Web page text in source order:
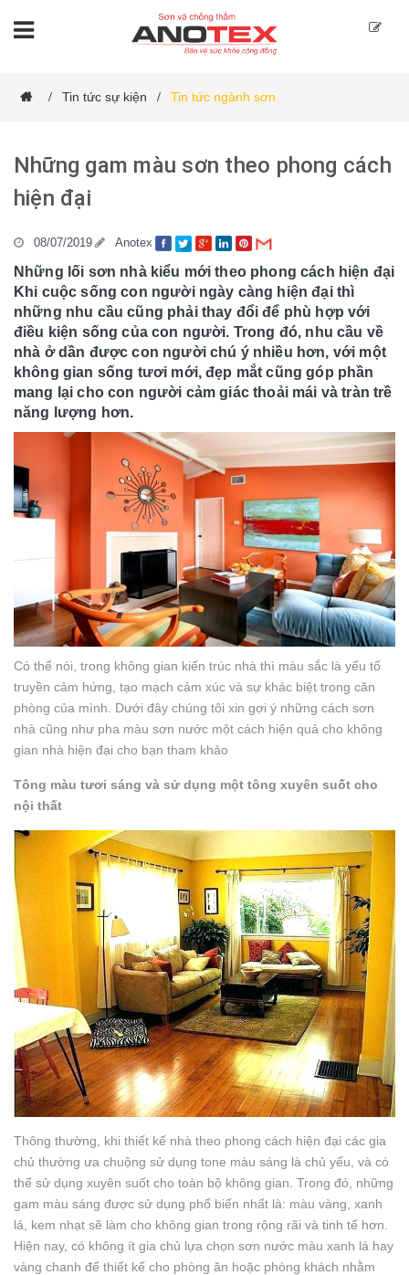
/ Tin tức sự kiện / Tin tức ngành sơn
Những gam màu sơn theo phong cách
hiện đại
08/07/2019 Anotex
Những lối sơn nhà kiểu mới theo phong cách hiện đại
Khi cuộc sống con người ngày càng hiện đại thì
những nhu cầu cũng phải thay đổi để phù hợp với
điều kiện sống của con người. Trong đó, nhu cầu về
nhà ở dần được con người chú ý nhiều hơn, với một
không gian sống tươi mới, đẹp mắt cũng góp phần
mang lại cho con người cảm giác thoải mái và tràn trề
năng lượng hơn.
Có thể nói, trong không gian kiến trúc nhà thì màu sắc là yếu tố
truyền cảm hứng, tạo mạch cảm xúc và sự khác biệt trong căn
phòng của mình. Dưới đây chúng tôi xin gợi ý những cách sơn
nhà cũng như pha màu sơn nước một cách hiện quả cho không
gian nhà hiện đại cho bạn tham khảo
Tông màu tươi sáng và sử dụng một tông xuyên suốt cho
nội thất
Thông thường, khi thiết kế nhà theo phong cách hiện đại các gia
chủ thường ưa chuộng sử dụng tone màu sáng là chủ yếu, và có
thể sử dụng xuyên suốt cho toàn bộ không gian. Trong đó, những
gam màu sáng được sử dụng phổ biến nhất là: màu vàng, xanh
lá, kem nhạt sẽ làm cho không gian trong rộng rãi và tinh tế hơn.
Hiện nay, có không ít gia chủ lựa chọn sơn nước màu xanh lá hay
vàng chanh để thiết kế cho phòng ăn hoặc phòng khách nhằm